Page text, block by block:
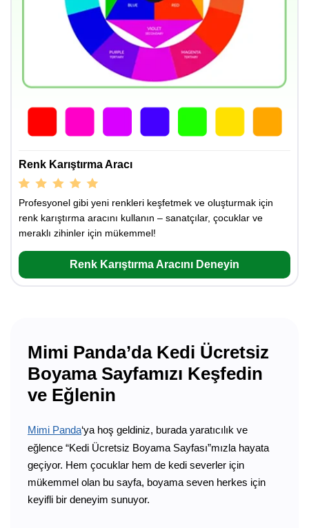
Renk Karıştırma Aracı
Profesyonel gibi yeni renkleri keşfetmek ve oluşturmak için
renk karıştırma aracını kullanın – sanatçılar, çocuklar ve
meraklı zihinler için mükemmel!
Renk Karıştırma Aracını Deneyin
Mimi Panda’da Kedi Ücretsiz
Boyama Sayfamızı Keşfedin
ve Eğlenin
Mimi Panda‘ya hoş geldiniz, burada yaratıcılık ve
eğlence “Kedi Ücretsiz Boyama Sayfası”mızla hayata
geçiyor. Hem çocuklar hem de kedi severler için
mükemmel olan bu sayfa, boyama seven herkes için
keyifli bir deneyim sunuyor.